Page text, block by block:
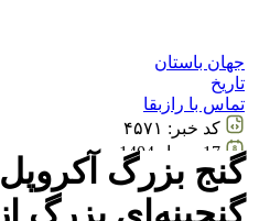
جهان باستان
تاریخ
تماس با رازبقا
کد خبر: ۴۵۷۱
17 مرداد 1404
20:20
گنج بزرگ